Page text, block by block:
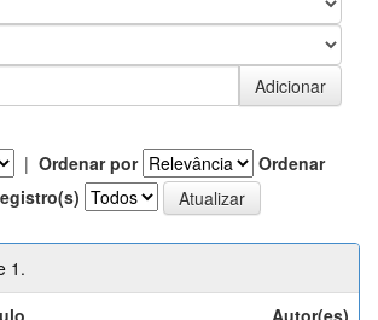
| Ordenar por
Ordenar
1.
Autor(es)